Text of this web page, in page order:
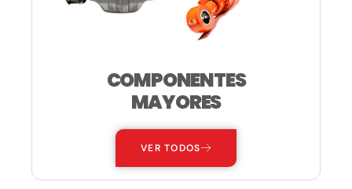
COMPONENTES
MAYORES
VER TODOS